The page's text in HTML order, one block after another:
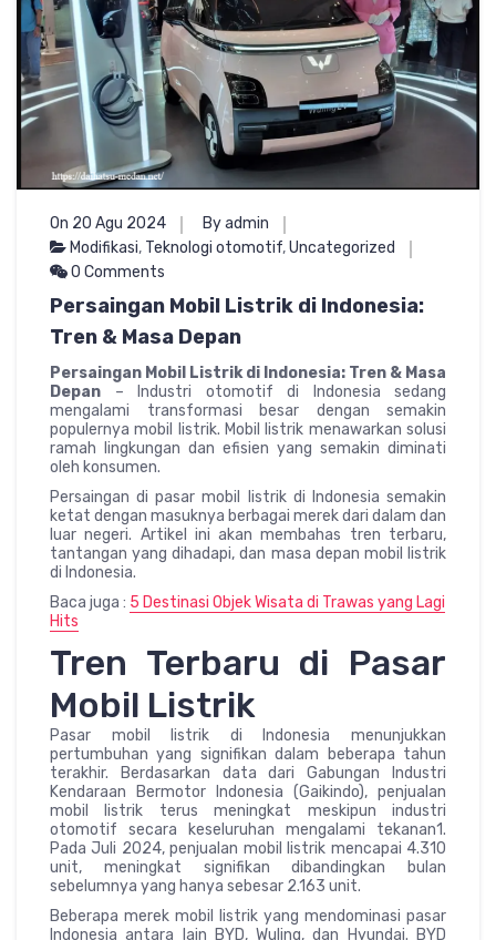
On 20 Agu 2024
By admin
Modifikasi, Teknologi otomotif,Uncategorized
0 Comments
Persaingan Mobil Listrik di Indonesia:
Tren & Masa Depan
Persaingan Mobil Listrik di Indonesia: Tren & Masa
Depan – Industri otomotif di Indonesia sedang
mengalami transformasi besar dengan semakin
populernya mobil listrik. Mobil listrik menawarkan solusi
ramah lingkungan dan efisien yang semakin diminati
oleh konsumen.
Persaingan di pasar mobil listrik di Indonesia semakin
ketat dengan masuknya berbagai merek dari dalam dan
luar negeri. Artikel ini akan membahas tren terbaru,
tantangan yang dihadapi, dan masa depan mobil listrik
di Indonesia.
Baca juga : 5 Destinasi Objek Wisata di Trawas yang Lagi
Hits
Tren Terbaru di Pasar
Mobil Listrik
Pasar mobil listrik di Indonesia menunjukkan
pertumbuhan yang signifikan dalam beberapa tahun
terakhir. Berdasarkan data dari Gabungan Industri
Kendaraan Bermotor Indonesia (Gaikindo), penjualan
mobil listrik terus meningkat meskipun industri
otomotif secara keseluruhan mengalami tekanan1.
Pada Juli 2024, penjualan mobil listrik mencapai 4.310
unit, meningkat signifikan dibandingkan bulan
sebelumnya yang hanya sebesar 2.163 unit.
Beberapa merek mobil listrik yang mendominasi pasar
Indonesia antara lain BYD, Wuling, dan Hyundai. BYD